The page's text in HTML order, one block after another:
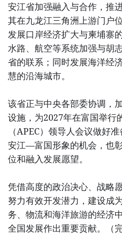
安江省加强融入与合作，推
其在九龙江三角洲上游门户
发展口岸经济扩大与柬埔寨
水路、航空等系统加强与胡
省的联系；同时发展海洋经
慧的沿海城市。
该省正与中央各部委协调，
设施，为2027年在富国举行
（APEC）领导人会议做好
安江—富国形象的机会，也
位和融入发展愿望。
凭借高度的政治决心、战略
努力有效开发潜力，建设成
务、物流和海洋旅游的经济
全国发展作出重要贡献。（完